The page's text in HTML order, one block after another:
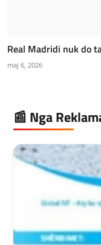
Real Madridi nuk do
maj 6, 2026
📰 Nga